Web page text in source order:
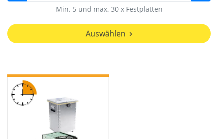
Min. 5 und max. 30 x Festplatten
Auswählen